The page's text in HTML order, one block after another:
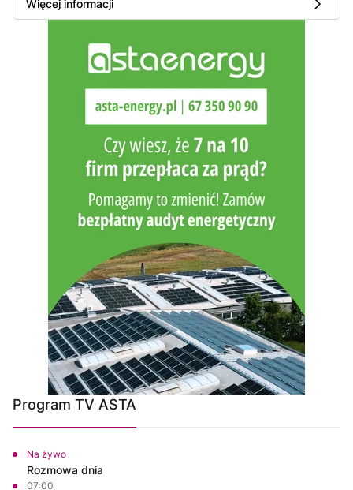
Więcej informacji
Program TV ASTA
Na żywo
Rozmowa dnia
07:00